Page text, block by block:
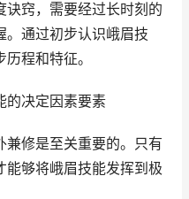
诀窍，需要经过长时刻的
。通过初步认识峨眉技
程和特征。
决定因素要素
兼修是至关重要的。只有
能够将峨眉技能发挥到极